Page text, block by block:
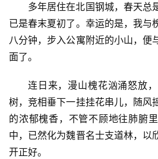
多年居住在北国钢城，春天总
已是春末夏初了。幸运的是，我与
八分钟，步入公寓附近的小山，便
面了。
连日来，漫山槐花汹涌怒放
树，竞相垂下一挂挂花串儿，随风
的浓郁槐香，不管不顾地往肺腑
中，已然化为魏晋名士支道林，以
开正好。